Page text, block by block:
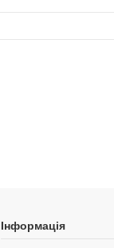
Інформація